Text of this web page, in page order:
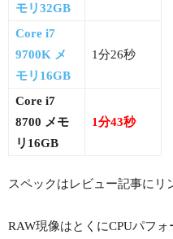
モリ32GB
Core i7
9700K メ
モリ16GB
1分26秒
Core i7
8700 メモ
リ16GB
1分43秒
スペックはレビュー記事にリ
RAW現像はとくにCPUパフ